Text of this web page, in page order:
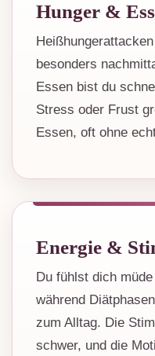
Hunger &
besonders
Essen bist du
Stress oder Frust
Essen, oft ohne
Energie &
Du fühlst dich
während
zum Alltag. Die
schwer, und die